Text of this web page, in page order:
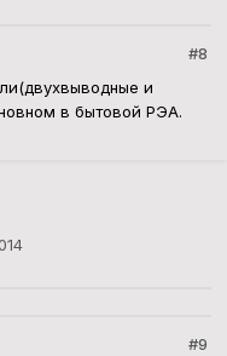
#8
и
в бытовой РЭА.
#9